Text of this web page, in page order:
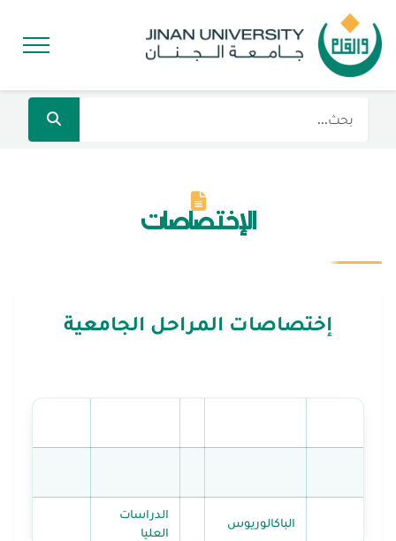
الإختصاصات
إختصاصات المراحل الجامعية
الباكالوريوس
الدراسات
العليا